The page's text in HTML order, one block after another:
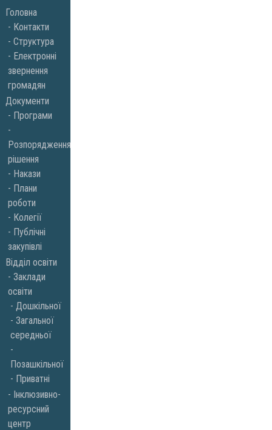
Skip
to
content
Головна
Контакти
Структура
Електронні
звернення
громадян
Документи
Програми
Розпорядження,
рішення
Накази
Плани
роботи
Колегії
Публічні
закупівлі
Відділ освіти
Заклади
освіти
Дошкільної
Загальної
середньої
Позашкільної
Приватні
Інклюзивно-
ресурсний
центр